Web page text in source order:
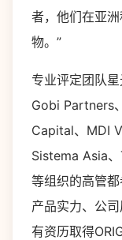
者，他们在亚
物。”
专业评定团队
Gobi Partners
Capital、MDI
Sistema Asia
等组织的高管
产品实力、公
有资历取得